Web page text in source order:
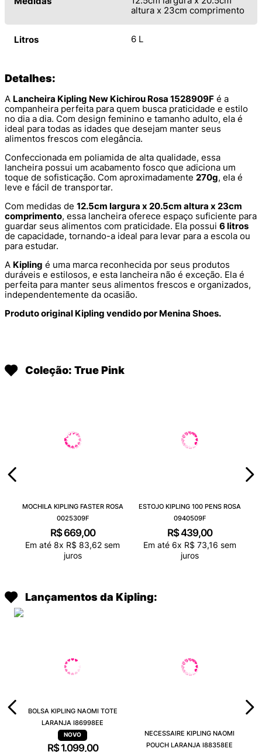
altura x 23cm comprimento
Litros 6 L
Detalhes:
A Lancheira Kipling New Kichirou Rosa 1528909F é a
companheira perfeita para quem busca praticidade e estilo
no dia a dia. Com design feminino e tamanho adulto, ela é
ideal para todas as idades que desejam manter seus
alimentos frescos com elegância.
Confeccionada em poliamida de alta qualidade, essa
lancheira possui um acabamento fosco que adiciona um
toque de sofisticação. Com aproximadamente 270g, ela é
leve e fácil de transportar.
Com medidas de 12.5cm largura x 20.5cm altura x 23cm
comprimento, essa lancheira oferece espaço suficiente para
guardar seus alimentos com praticidade. Ela possui 6 litros
de capacidade, tornando-a ideal para levar para a escola ou
para estudar.
A Kipling é uma marca reconhecida por seus produtos
duráveis e estilosos, e esta lancheira não é exceção. Ela é
perfeita para manter seus alimentos frescos e organizados,
independentemente da ocasião.
Produto original Kipling vendido por Menina Shoes.
Coleção: True Pink
MOCHILA KIPLING FASTER ROSA
0025309F
R$ 669,00
Em até 8x R$ 83,62 sem
juros
ESTOJO KIPLING 100 PENS ROSA
0940509F
R$439,00
Em até 6x R$ 73,16 sem
juros
Lançamentos da Kipling:
BOLSA KIPLING NAOMI TOTE
LARANJA I86998EE
R$ 1.099,00
NECESSAIRE KIPLING NAOMI
POUCH LARANJA I88358EE